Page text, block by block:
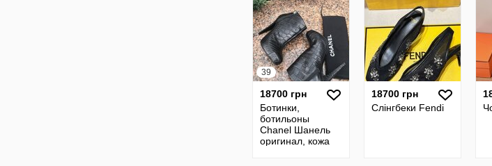
39
18700 грн
Ботинки,
ботильоны
Chanel Шанель
оригинал, кожа
18700 грн
Слінгбеки Fendi